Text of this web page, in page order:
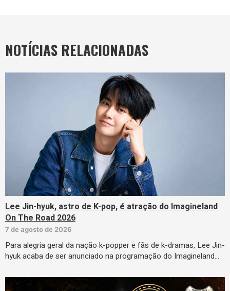
NOTÍCIAS RELACIONADAS
Lee Jin-hyuk, astro de K-pop, é atração do Imagineland
On The Road 2026
7 de agosto de 2026
Para alegria geral da nação k-popper e fãs de k-dramas, Lee Jin-
hyuk acaba de ser anunciado na programação do Imagineland…